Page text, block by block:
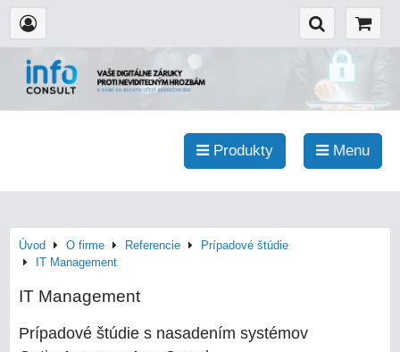
Produkty Menu
Úvod O firme Referencie
Prípadové štúdie
IT Management
IT Management
Prípadové štúdie s nasadením systémov